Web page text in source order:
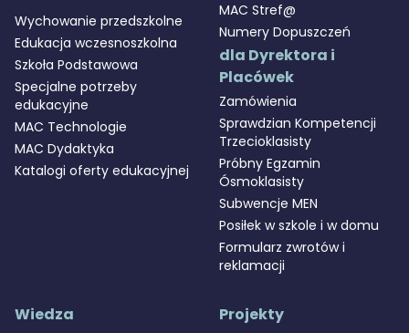
Wychowanie przedszkolne
Edukacja wczesnoszkolna
Szkoła Podstawowa
Specjalne potrzeby
edukacyjne
MAC Technologie
MAC Dydaktyka
Katalogi oferty edukacyjnej
MAC Stref@
Numery Dopuszczeń
dla Dyrektora i
Placówek
Zamówienia
Sprawdzian Kompetencji
Trzecioklasisty
Próbny Egzamin
Ósmoklasisty
Subwencje MEN
Posiłek w szkole i w domu
Formularz zwrotów i
reklamacji
Wiedza Projekty